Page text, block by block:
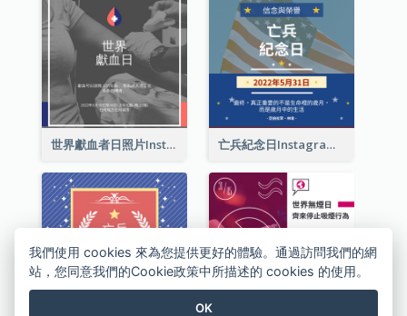
世界獻血者日照片Instagram帖子 亡兵紀念日Instagram帖子(附名言引用)
我們使用 cookies 來為您提供更好的體驗。通過訪問我們的網
站，您同意我們的Cookie政策中所描述的 cookies 的使用。
OK